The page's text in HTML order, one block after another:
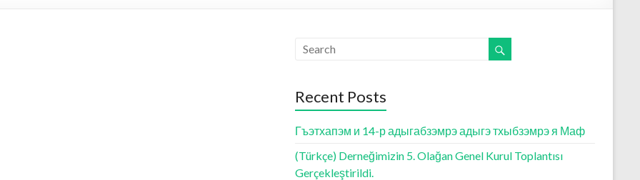
Recent Posts
Гъэтхапэм и 14-р адыгабзэмрэ адыгэ тхыбзэмрэ я Маф
(Türkçe) Derneğimizin 5. Olağan Genel Kurul Toplantısı
Gerçekleştirildi.